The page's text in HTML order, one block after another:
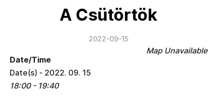
A Csütörtök
2022-09-15
Map Unavailable
Date/Time
Date(s) - 2022. 09. 15
18:00 - 19:40